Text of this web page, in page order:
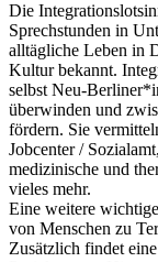
Die
Sprechstunden in
alltägliche Leben in
Kultur bekannt.
selbst Neu-
überwinden und
fördern. Sie
Jobcenter /
medizinische und
vieles mehr.
Eine weitere
von Menschen zu
Zusätzlich findet